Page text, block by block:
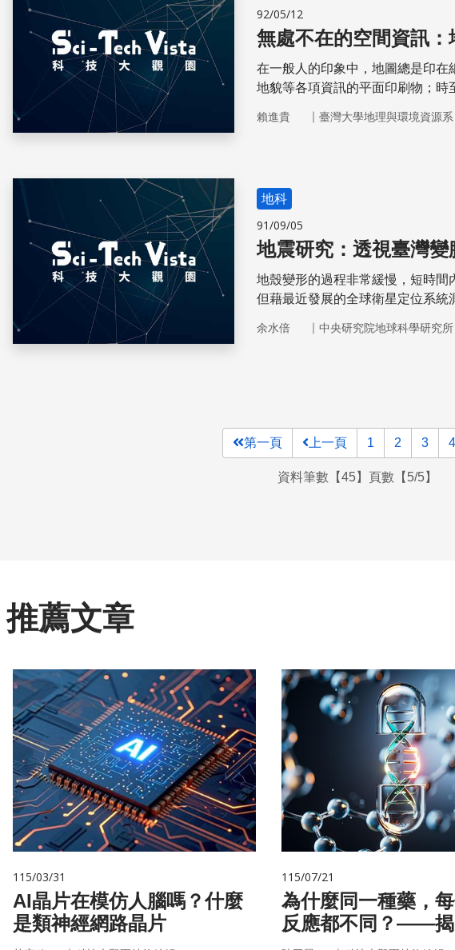
92/05/12
無處不在的空間資訊
在一般人的印象中，地圖總是印在
地貌等各項資訊的平面印刷物；時
賴進貴 ｜ 臺灣大學地理與環境資源系
地科
91/09/05
地震研究：透視臺灣變
地殼變形的過程非常緩慢，短時間
但藉最近發展的全球衛星定位系統
余水倍 ｜ 中央研究院地球科學研究所
第一頁 上一頁 1 2 3 4
資料筆數【45】頁數【5/5】
推薦文章
115/03/31
AI晶片在模仿人腦嗎？什麼
是類神經網路晶片
115/07/21
為什麼同一種藥，
反應都不同？——揭
的用藥密碼